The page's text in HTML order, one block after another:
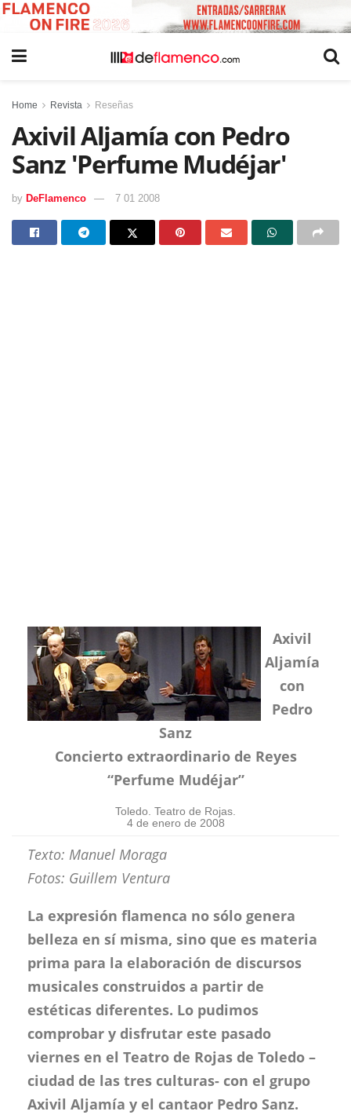
Home Revista Reseñas
Axivil Aljamía con Pedro
Sanz 'Perfume Mudéjar'
by DeFlamenco 7 01 2008
Axivil
Aljamía
con
Pedro
Sanz
Concierto extraordinario de Reyes
“Perfume Mudéjar”
Toledo. Teatro de Rojas.
4 de enero de 2008
Texto: Manuel Moraga
Fotos: Guillem Ventura
La expresión flamenca no sólo genera
belleza en sí misma, sino que es materia
prima para la elaboración de discursos
musicales construidos a partir de
estéticas diferentes. Lo pudimos
comprobar y disfrutar este pasado
viernes en el Teatro de Rojas de Toledo –
ciudad de las tres culturas- con el grupo
Axivil Aljamía y el cantaor Pedro Sanz.